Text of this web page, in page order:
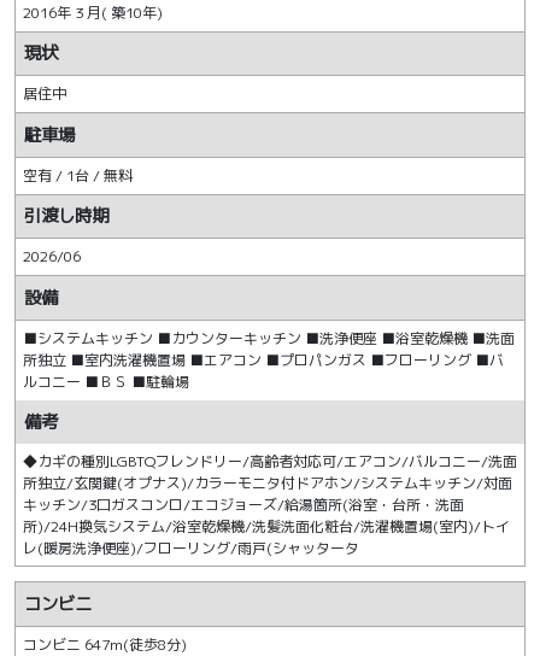
2016年 3 月( 築10年)
現状
居住中
駐車場
空有 / 1台 / 無料
引渡し時期
2026/06
設備
■システムキッチン ■カウンターキッチン ■洗浄便座 ■浴室乾燥機 ■洗面
所独立 ■室内洗濯機置場 ■エアコン ■プロパンガス ■フローリング ■バ
ルコニー ■ＢＳ ■駐輪場
備考
◆カギの種別LGBTQフレンドリー/高齢者対応可/エアコン/バルコニー/洗面
所独立/玄関鍵(オプナス)/カラーモニタ付ドアホン/システムキッチン/対面
キッチン/3口ガスコンロ/エコジョーズ/給湯箇所(浴室・台所・洗面
所)/24H換気システム/浴室乾燥機/洗髪洗面化粧台/洗濯機置場(室内)/トイ
レ(暖房洗浄便座)/フローリング/雨戸(シャッタータ
コンビニ
コンビニ 647m(徒歩8分)